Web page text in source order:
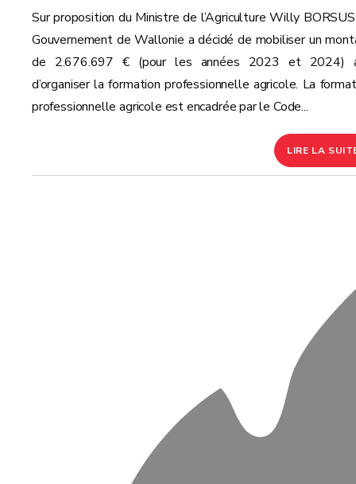
Sur proposition du Ministre de l’Agriculture Willy
Gouvernement de Wallonie a décidé de mobiliser un
de 2.676.697 € (pour les années 2023 et 2024)
d’organiser la formation professionnelle agricole. La
professionnelle agricole est encadrée par le Code...
LIRE LA